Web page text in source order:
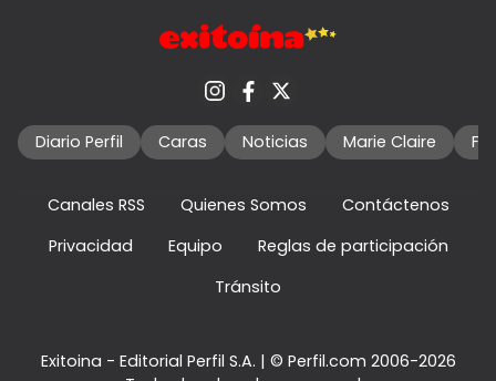
Diario Perfil Caras Noticias Marie Claire
Canales RSS Quienes Somos
Contáctenos
Privacidad
Equipo
Reglas de participación
Tránsito
Exitoina - Editorial Perfil S.A. | © Perfil.com 2006-2026